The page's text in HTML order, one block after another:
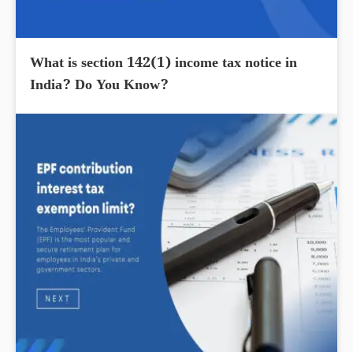
What is section 142(1) income tax notice in
India? Do You Know?